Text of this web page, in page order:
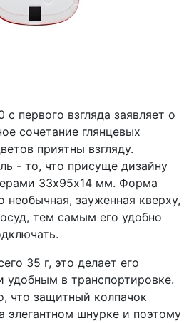
первого взгляда заявляет о
сочетание глянцевых
приятны взгляду.
- то, что присуще дизайну
33x95x14 мм. Форма
зауженная кверху,
тем самым его удобно
35 г, это делает его
удобным в транспортировке.
что защитный колпачок
элегантном шнурке и поэтому